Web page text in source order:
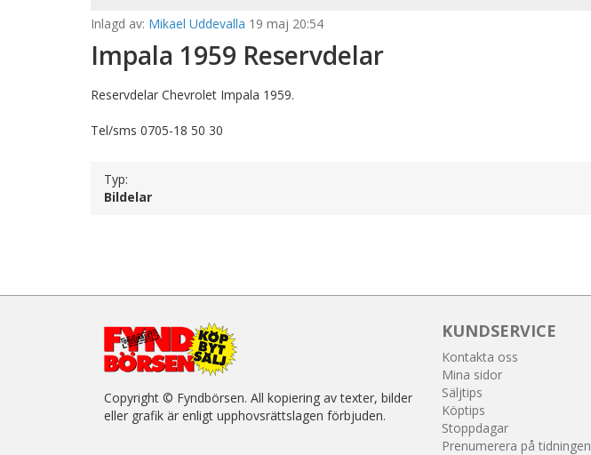
Inlagd av: Mikael Uddevalla 19 maj 20:54
Impala 1959 Reservdelar
Reservdelar Chevrolet Impala 1959.
Tel/sms 0705-18 50 30
Typ:
Bildelar
Copyright © Fyndbörsen. All kopiering av texter, bilder
eller grafik är enligt upphovsrättslagen förbjuden.
KUNDSERVICE
Kontakta oss
Mina sidor
Säljtips
Köptips
Stoppdagar
Prenumerera på tidningen